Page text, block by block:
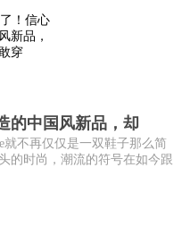
的中国风新品，却
就不再仅仅是一双鞋子那么简
的时尚，潮流的符号在如今跟